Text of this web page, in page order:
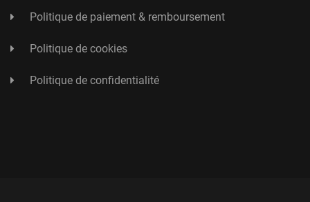
Politique de paiement & remboursement
Politique de cookies
Politique de confidentialité